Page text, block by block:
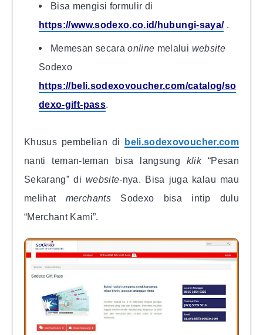
Bisa mengisi formulir di
https://www.sodexo.co.id/hubungi-saya/.
Memesan secaraonline melalui website
Sodexo
https://beli.sodexovoucher.com/catalog/so
dexo-gift-pass.
Khusus pembelian di beli.sodexovoucher.com
nanti teman-teman bisa langsung klik “Pesan
Sekarang” di website-nya. Bisa juga kalau mau
melihat merchants Sodexo bisa intip dulu
“Merchant Kami”.